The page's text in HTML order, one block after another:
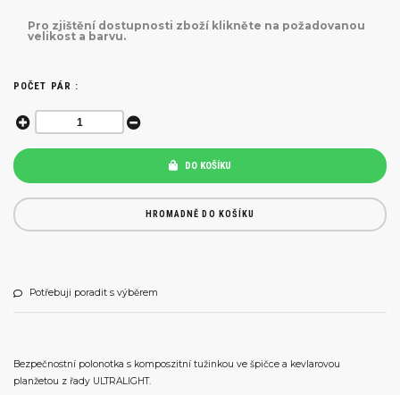
Pro zjištění dostupnosti zboží klikněte na požadovanou
velikost a barvu.
POČET PÁR :
DO KOŠÍKU
HROMADNĚ DO KOŠÍKU
Potřebuji poradit s výběrem
Bezpečnostní polonotka s komposzitní tužinkou ve špičce a kevlarovou
planžetou z řady ULTRALIGHT.